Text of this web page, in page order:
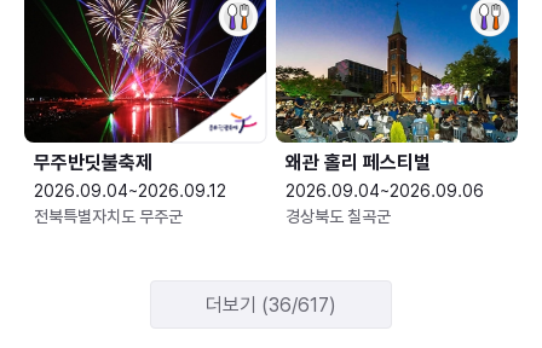
무주반딧불축제
2026.09.04~2026.09.12
전북특별자치도 무주군
왜관 홀리 페스티벌
2026.09.04~2026.09.06
경상북도 칠곡군
더보기 (36/617)